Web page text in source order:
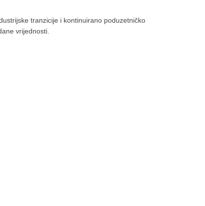
tranzicije i kontinuirano poduzetničko
vrijednosti.